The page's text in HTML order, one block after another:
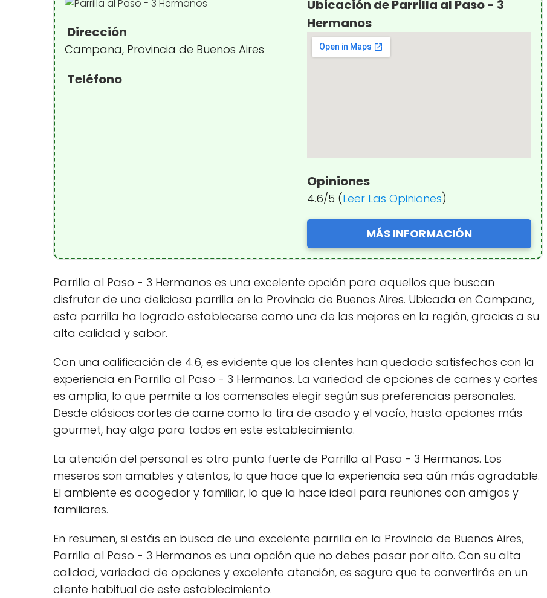
Dirección
Campana, Provincia de Buenos Aires
Teléfono
Ubicación de Parrilla al Paso - 3
Hermanos
Opiniones
4.6/5 (Leer Las Opiniones)
MÁS INFORMACIÓN
Parrilla al Paso - 3 Hermanos es una excelente opción para aquellos que buscan
disfrutar de una deliciosa parrilla en la Provincia de Buenos Aires. Ubicada en Campana,
esta parrilla ha logrado establecerse como una de las mejores en la región, gracias a su
alta calidad y sabor.
Con una calificación de 4.6, es evidente que los clientes han quedado satisfechos con la
experiencia en Parrilla al Paso - 3 Hermanos. La variedad de opciones de carnes y cortes
es amplia, lo que permite a los comensales elegir según sus preferencias personales.
Desde clásicos cortes de carne como la tira de asado y el vacío, hasta opciones más
gourmet, hay algo para todos en este establecimiento.
La atención del personal es otro punto fuerte de Parrilla al Paso - 3 Hermanos. Los
meseros son amables y atentos, lo que hace que la experiencia sea aún más agradable.
El ambiente es acogedor y familiar, lo que la hace ideal para reuniones con amigos y
familiares.
En resumen, si estás en busca de una excelente parrilla en la Provincia de Buenos Aires,
Parrilla al Paso - 3 Hermanos es una opción que no debes pasar por alto. Con su alta
calidad, variedad de opciones y excelente atención, es seguro que te convertirás en un
cliente habitual de este establecimiento.